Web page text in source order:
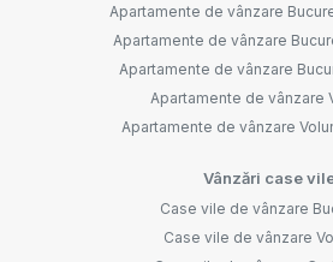
Apartamente de vânzare
Apartamente de vânzare
Apartamente de vânzare
Apartamente de vânzare
Apartamente de vânzare
Vânzări case
Case vile de vânzare
Case vile de vânzare